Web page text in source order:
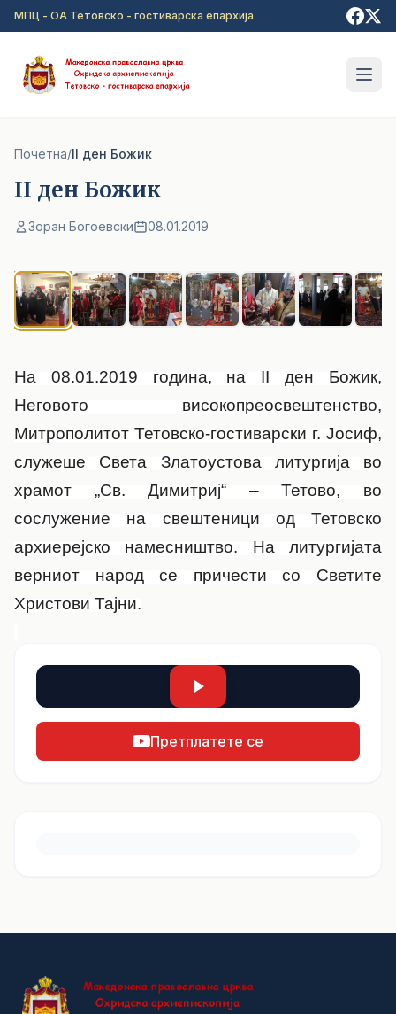
Прејди на главна содржина
МПЦ - ОА Тетовско - гостиварска епархија
Почетна/II ден Божик
II ден Божик
Зоран Богоевски 08.01.2019
На 08.01.2019 година, на IIден Божик,
Неговото високопреосвештенство,
Митрополитот Тетовско-гостиварски г. Јосиф,
служеше Света Златоустова литургија во
храмот „Св. Димитриј“ – Тетово, во
сослужение на свештеници од Тетовско
архиерејско намесништво. На литургијата
верниот народ се причести со Светите
Христови Тајни.
Претплатете се